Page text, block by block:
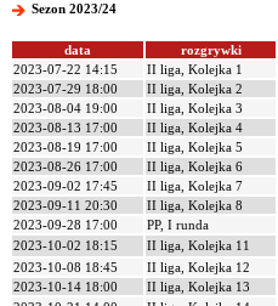
Sezon 2023/24
data rozgrywki
2023-07-22 14:15
II liga, Kolejka 1
2023-07-29 18:00
II liga, Kolejka 2
2023-08-04 19:00
II liga, Kolejka 3
2023-08-13 17:00
II liga, Kolejka 4
2023-08-19 17:00
II liga, Kolejka 5
2023-08-26 17:00
II liga, Kolejka 6
2023-09-02 17:45
II liga, Kolejka 7
2023-09-11 20:30
II liga, Kolejka 8
2023-09-28 17:00
PP, I runda
2023-10-02 18:15
II liga, Kolejka 11
2023-10-08 18:45
II liga, Kolejka 12
2023-10-14 18:00
II liga, Kolejka 13